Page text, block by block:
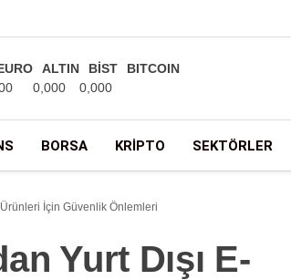
ALTIN
0,000
BİST
0,000
BITCOIN
BORSA KRIPTO SEKTÖRLER
Ürünleri İçin Güvenlik Önlemleri
Yurt Dışı E-